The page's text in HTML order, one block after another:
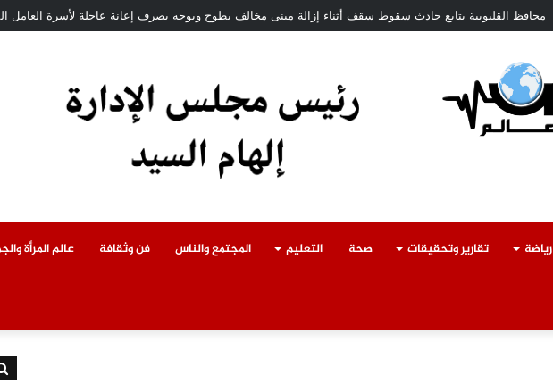
محافظ القليوبية يتابع حادث سقوط سقف أثناء إزالة مبنى مخالف بطوخ ويوجه بصرف إعانة عاجلة لأسرة العامل
رياضة تقارير وتحقيقات صحة التعليم المجتمع والناس فن وثقافة عالم المرأة